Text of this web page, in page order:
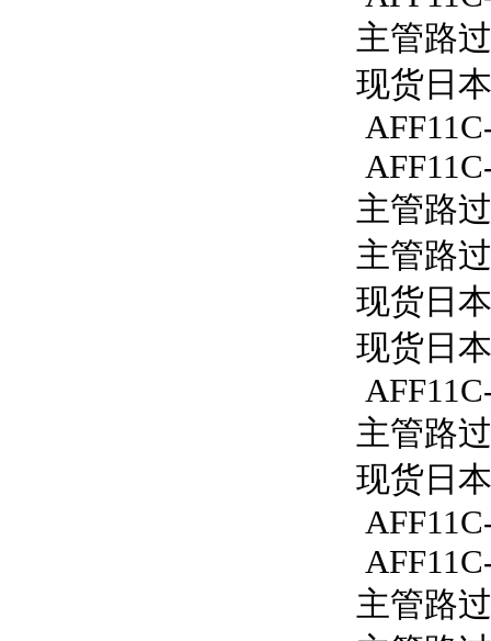
主管路
现货日
主管路
主管路
现货日
现货日
主管路
现货日
主管路